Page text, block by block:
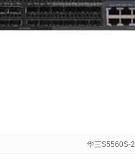
华三S5560S-